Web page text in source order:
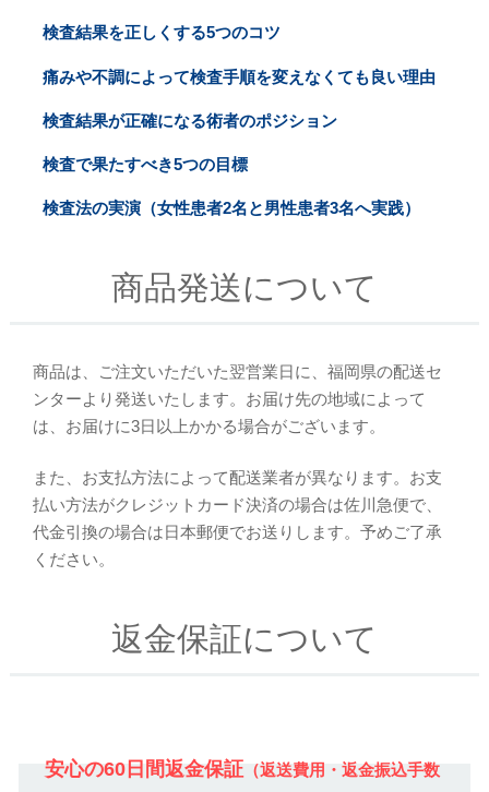
検査結果を正しくする5つのコツ
痛みや不調によって検査手順を変えなくても良い理由
検査結果が正確になる術者のポジション
検査で果たすべき5つの目標
検査法の実演（女性患者2名と男性患者3名へ実践）
商品発送について
商品は、ご注文いただいた翌営業日に、福岡県の配送セ
ンターより発送いたします。お届け先の地域によって
は、お届けに3日以上かかる場合がございます。
また、お支払方法によって配送業者が異なります。お支
払い方法がクレジットカード決済の場合は佐川急便で、
代金引換の場合は日本郵便でお送りします。予めご了承
ください。
返金保証について
安心の60日間返金保証 （返送費用・返金振込手数